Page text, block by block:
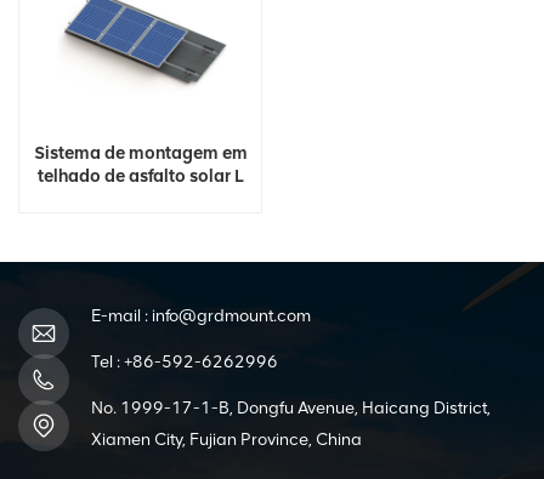
Sistema de montagem em
telhado de asfalto solar L
E-mail : info@grdmount.com
Tel :+86-592-6262996
No. 1999-17-1-B, Dongfu Avenue, Haicang District,
Xiamen City, Fujian Province, China